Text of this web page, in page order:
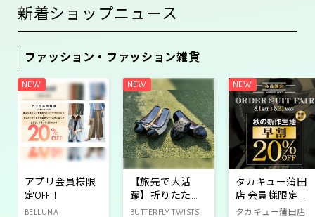
新着ショップニュース
ファッション・ファッション雑貨
アプリ会員様限
定OFF！
BELLUNA
【旅先で大活
躍】折りたたみ
パンプス✨
BUTTERFLY TWISTS
タカキュー蒲田
店 会員様限定秋
の新作オーダー
タカキュー蒲田店